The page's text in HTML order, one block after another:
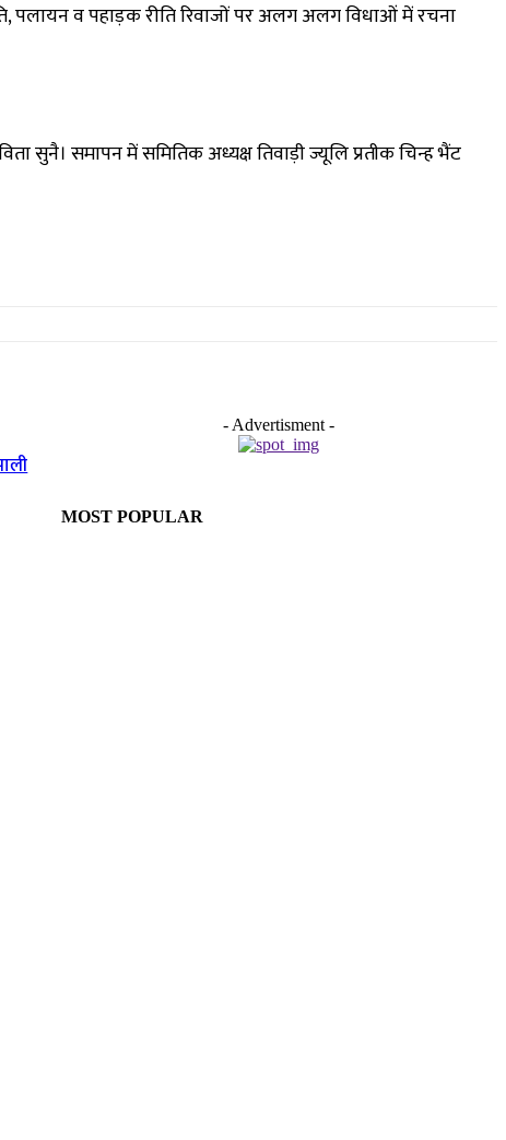
पलायन व पहाड़क रीति रिवाजों पर अलग अलग विधाओं में रचना
सुनै। समापन में समितिक अध्यक्ष तिवाड़ी ज्यूलि प्रतीक चिन्ह भैंट
- Advertisment -
MOST POPULAR